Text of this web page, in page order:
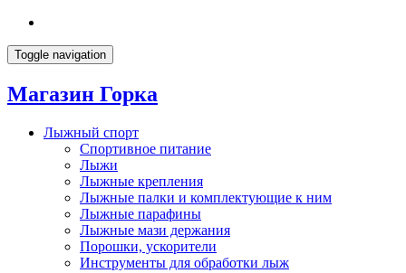
Toggle navigation
Магазин Горка
Лыжный спорт
Спортивное питание
Лыжи
Лыжные крепления
Лыжные палки и комплектующие к ним
Лыжные парафины
Лыжные мази держания
Порошки, ускорители
Инструменты для обработки лыж